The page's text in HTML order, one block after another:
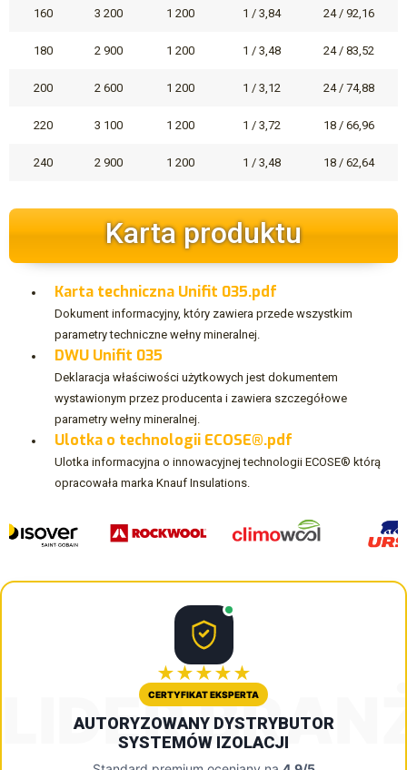
160 3 200 1 200 1 / 3,84 24 / 92,16
180 2 900 1 200 1 / 3,48 24 / 83,52
200 2 600 1 200 1 / 3,12 24 / 74,88
220 3 100 1 200 1 / 3,72 18 / 66,96
240 2 900 1 200 1 / 3,48 18 / 62,64
Karta produktu
Karta techniczna Unifit 035.pdf
Dokument informacyjny, który zawiera przede wszystkim
parametry techniczne wełny mineralnej.
DWU Unifit 035
Deklaracja właściwości użytkowych jest dokumentem
wystawionym przez producenta i zawiera szczegółowe
parametry wełny mineralnej.
Ulotka o technologii ECOSE®.pdf
Ulotka informacyjna o innowacyjnej technologii ECOSE® którą
opracowała marka Knauf Insulations.
LIDER
★★★★★
CERTYFIKAT EKSPERTA
AUTORYZOWANY DYSTRYBUTOR
SYSTEMÓW IZOLACJI